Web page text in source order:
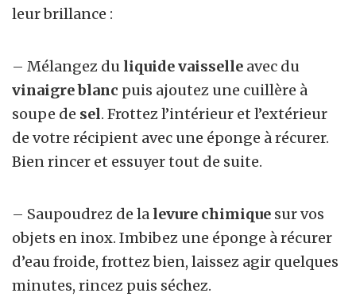
leur brillance :
– Mélangez du liquide vaisselle avec du
vinaigre blanc puis ajoutez une cuillère à
soupe de sel. Frottez l’intérieur et l’extérieur
de votre récipient avec une éponge à récurer.
Bien rincer et essuyer tout de suite.
– Saupoudrez de la levure chimique sur vos
objets en inox. Imbibez une éponge à récurer
d’eau froide, frottez bien, laissez agir quelques
minutes, rincez puis séchez.